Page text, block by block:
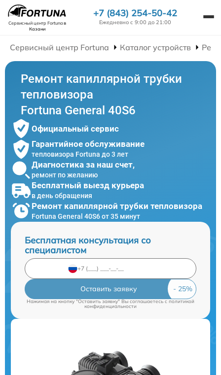
Сервисный центр Fortunaв
Казани
+7 (843) 254-50-42
Ежедневно с 9:00 до 21:00
Сервисный центр Fortuna Каталог устройств
Ремонт капиллярной трубки
тепловизора
Fortuna General 40S6
Официальный сервис
Гарантийное обслуживание
тепловизора Fortuna до 3 лет
Диагностика за наш счет,
ремонт по желанию
Бесплатный выезд курьера
в день обращения
Ремонт капиллярной трубки тепловизора
Fortuna General 40S6 от 35 минут
Бесплатная консультация со
специалистом
Оставить заявку
Нажимая на кнопку "Оставить заявку" Вы соглашаетесь cполитикой
конфиденциальности